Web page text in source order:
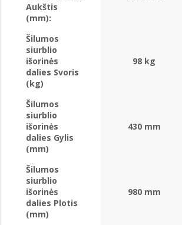
Aukštis
(mm):
Šilumos
siurblio
išorinės
dalies Svoris
(kg)
98 kg
Šilumos
siurblio
išorinės
dalies Gylis
(mm)
430 mm
Šilumos
siurblio
išorinės
dalies Plotis
(mm)
980 mm